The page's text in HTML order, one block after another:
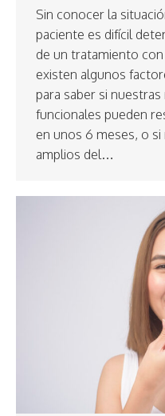
Sin conocer la
paciente es difícil
de un tratamiento
existen algunos
para saber si
funcionales pueden
en unos 6 meses, o
amplios del…